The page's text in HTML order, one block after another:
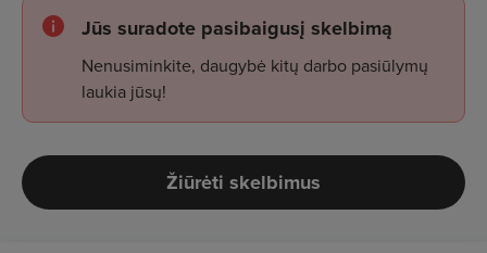
Jūs suradote pasibaigusį skelbimą
Nenusiminkite, daugybė kitų darbo pasiūlymų
laukia jūsų!
Žiūrėti skelbimus